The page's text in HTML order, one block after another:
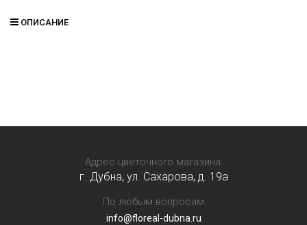
ОПИСАНИЕ
Адрес цветочного магазина:
г. Дубна, ул. Сахарова, д. 19a
По любым вопросам
info@floreal-dubna.ru